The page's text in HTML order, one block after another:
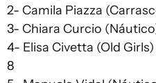
2- Camila Piazza
3- Chiara Curcio
4- Elisa Civetta (Old
8